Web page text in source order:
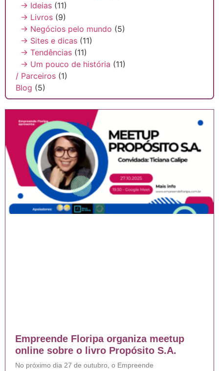
Empreende Floripa organiza meetup
online sobre o livro Propósito S.A.
No próximo dia 27 de outubro, o Empreende
→ Ideias (11)
→ Livros (9)
→ Negócios pelo mundo (5)
→ Sites e dicas (11)
→ Tendências (11)
→ Um pouco de história (11)
/ Parceiros (1)
Blog (5)